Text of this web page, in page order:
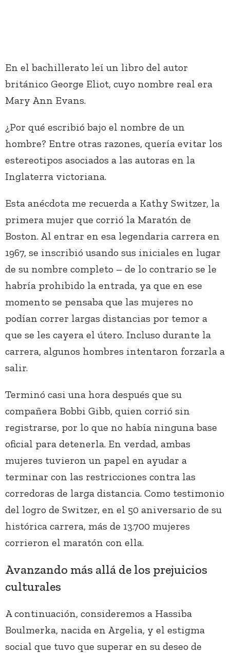
En el bachillerato leí un libro del autor
británico George Eliot, cuyo nombre real era
Mary Ann Evans.
¿Por qué escribió bajo el nombre de un
hombre? Entre otras razones, quería evitar los
estereotipos asociados a las autoras en la
Inglaterra victoriana.
Esta anécdota me recuerda a Kathy Switzer, la
primera mujer que corrió la Maratón de
Boston. Al entrar en esa legendaria carrera en
1967, se inscribió usando sus iniciales en lugar
de su nombre completo – de lo contrario se le
habría prohibido la entrada, ya que en ese
momento se pensaba que las mujeres no
podían correr largas distancias por temor a
que se les cayera el útero. Incluso durante la
carrera, algunos hombres intentaron forzarla a
salir.
Terminó casi una hora después que su
compañera Bobbi Gibb, quien corrió sin
registrarse, por lo que no había ninguna base
oficial para detenerla. En verdad, ambas
mujeres tuvieron un papel en ayudar a
terminar con las restricciones contra las
corredoras de larga distancia. Como testimonio
del logro de Switzer, en el 50 aniversario de su
histórica carrera, más de 13.700 mujeres
corrieron el maratón con ella.
Avanzando más allá de los prejuicios
culturales
A continuación, consideremos a Hassiba
Boulmerka, nacida en Argelia, y el estigma
social que tuvo que superar en su deseo de